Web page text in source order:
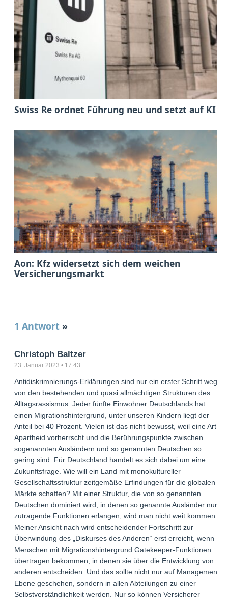
Swiss Re ordnet Führung neu und setzt auf KI
Aon: Kfz widersetzt sich dem weichen
Versicherungsmarkt
1 Antwort »
Christoph Baltzer
23. Januar 2023 • 17:43
Antidiskrimnierungs-Erklärungen sind nur ein erster Schritt weg
von den bestehenden und quasi allmächtigen Strukturen des
Alltagsrassismus. Jeder fünfte Einwohner Deutschlands hat
einen Migrationshintergrund, unter unseren Kindern liegt der
Anteil bei 40 Prozent. Vielen ist das nicht bewusst, weil eine Art
Apartheid vorherrscht und die Berührungspunkte zwischen
sogenannten Ausländern und so genannten Deutschen so
gering sind. Für Deutschland handelt es sich dabei um eine
Zukunftsfrage. Wie will ein Land mit monokultureller
Gesellschaftsstruktur zeitgemäße Erfindungen für die globalen
Märkte schaffen? Mit einer Struktur, die von so genannten
Deutschen dominiert wird, in denen so genannte Ausländer nur
zutragende Funktionen erlangen, wird man nicht weit kommen.
Meiner Ansicht nach wird entscheidender Fortschritt zur
Überwindung des „Diskurses des Anderen“ erst erreicht, wenn
Menschen mit Migrationshintergrund Gatekeeper-Funktionen
übertragen bekommen, in denen sie über die Entwicklung von
anderen entscheiden. Und das sollte nicht nur auf Management-
Ebene geschehen, sondern in allen Abteilungen zu einer
Selbstverständlichkeit werden. Nur so können Versicherer